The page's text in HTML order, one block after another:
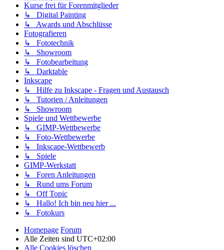
Kurse frei für Forenmitglieder
↳ Digital Painting
↳ Awards und Abschlüsse
Fotografieren
↳ Fototechnik
↳ Showroom
↳ Fotobearbeitung
↳ Darktable
Inkscape
↳ Hilfe zu Inkscape - Fragen und Austausch
↳ Tutorien / Anleitungen
↳ Showroom
Spiele und Wettbewerbe
↳ GIMP-Wettbewerbe
↳ Foto-Wettbewerbe
↳ Inkscape-Wettbewerb
↳ Spiele
GIMP-Werkstatt
↳ Foren Anleitungen
↳ Rund ums Forum
↳ Off Topic
↳ Hallo! Ich bin neu hier ...
↳ Fotokurs
Homepage Forum
Alle Zeiten sind UTC+02:00
Alle Cookies löschen